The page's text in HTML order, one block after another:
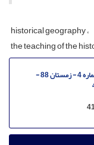
historical geography
the teaching of the
دوره 10، شماره 4 - زمستان 88 -